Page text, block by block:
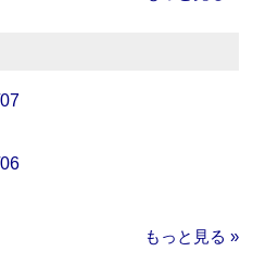
もっと見る »